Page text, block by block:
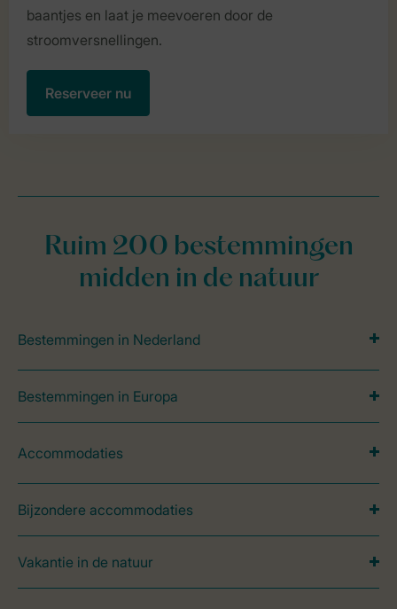
baantjes en laat je meevoeren door de
stroomversnellingen.
Reserveer nu
Ruim 200 bestemmingen
midden in de natuur
Bestemmingen in Nederland
Bestemmingen in Europa
Accommodaties
Bijzondere accommodaties
Vakantie in de natuur